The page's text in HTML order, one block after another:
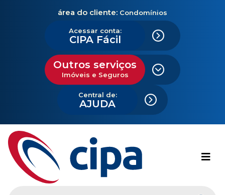
área do cliente: Condomínios
Acessar conta:
CIPA Fácil
Outros serviços
Imóveis e Seguros
Central de:
AJUDA